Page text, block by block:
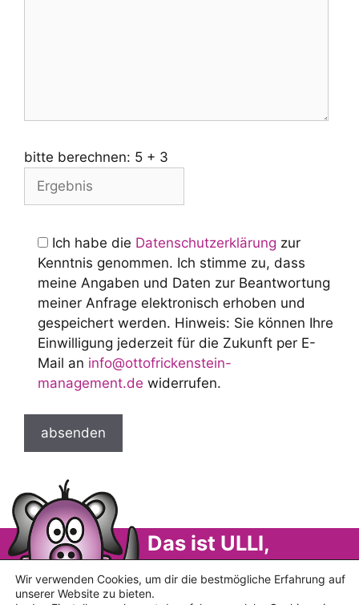
bitte berechnen: 5 + 3
Ich habe die Datenschutzerklärung zur
Kenntnis genommen. Ich stimme zu, dass
meine Angaben und Daten zur Beantwortung
meiner Anfrage elektronisch erhoben und
gespeichert werden. Hinweis: Sie können Ihre
Einwilligung jederzeit für die Zukunft per E-
Mail an info@ottofrickenstein-
management.de widerrufen.
Das ist ULLI,
Dein innerer
Wir verwenden Cookies, um dir die bestmögliche Erfahrung auf
unserer Website zu bieten.